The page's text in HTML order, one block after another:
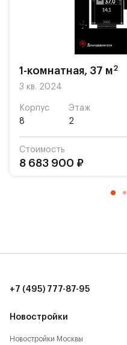
расположены внутри
экономит время по
насладиться завтраком
кафе станут
друзьями.
1-комнатная, 37 м2
3 кв. 2024
Корпус
8
Этаж
2
Стоимость
8 683 900 ₽
Новостройки
Новостройки Москвы
+7 (495) 777-87-95